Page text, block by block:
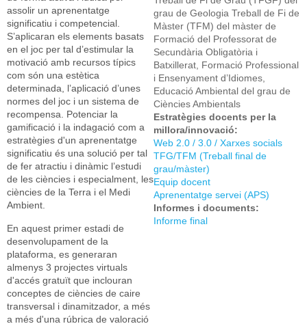
assolir un aprenentatge
significatiu i competencial.
S’aplicaran els elements basats
en el joc per tal d’estimular la
motivació amb recursos típics
com són una estètica
determinada, l’aplicació d’unes
normes del joc i un sistema de
recompensa. Potenciar la
gamificació i la indagació com a
estratègies d'un aprenentatge
significatiu és una solució per tal
de fer atractiu i dinàmic l’estudi
de les ciències i especialment, les
ciències de la Terra i el Medi
Ambient.
En aquest primer estadi de
desenvolupament de la
plataforma, es generaran
almenys 3 projectes virtuals
d'accés gratuït que inclouran
conceptes de ciències de caire
transversal i dinamitzador, a més
a més d'una rúbrica de valoració
grau de Geologia Treball de Fi de
Màster (TFM) del màster de
Formació del Professorat de
Secundària Obligatòria i
Batxillerat, Formació Professional
i Ensenyament d’Idiomes,
Educació Ambiental del grau de
Ciències Ambientals
Estratègies docents per la
millora/innovació:
Web 2.0 / 3.0 / Xarxes socials
TFG/TFM (Treball final de
grau/màster)
Equip docent
Aprenentatge servei (APS)
Informes i documents:
Informe final